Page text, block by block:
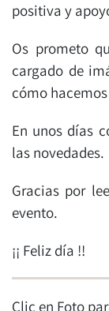
positiva y
Os prometo
cargado de
cómo
En unos días
las novedades.
Gracias por
evento.
¡¡ Feliz día !!
Clic en Foto